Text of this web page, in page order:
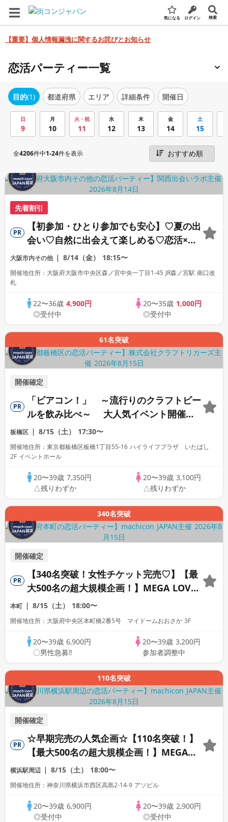
気になる ログイン 検索
【重要】個人情報漏洩に関するお詫びとお知らせ
恋活パーティー一覧
目的(1) 都道府県 エリア 詳細条件 開催日
日
9
月
10
火・祝
11
水
12
木
13
金
14
土
15
全4206件中1-24件を表示
先着割引
PR
【初参加・ひとり参加でも安心】♡夏の出
会い♡自然に出会えて楽しめる♡恋活×ピ
クニック（みんなで楽しめるゲーム＆景品
付き）
大阪市内その他 8/14（金） 18:15〜
開催地住所：大阪府大阪市中央区森ノ宮中央一丁目1-45 JR森ノ宮駅 南口改
札
22〜36歳4,900円
◎受付中
20〜35歳 1,000円
◎受付中
61名突破
開催確定
PR
「ビアコン！」 ～流行りのクラフトビー
ルを飲み比べ～ 大人気イベント開催！
【駅近】
板橋区 8/15（土） 17:30〜
開催地住所：東京都板橋区板橋1丁目55-16 ハイライフプラザ いたばし
2F イベントホール
20〜39歳 7,350円
△残りわずか
20〜39歳 3,100円
△残りわずか
340名突破
開催確定
PR
【340名突破！女性チケット完売♡】【最
大500名の超大規模企画！】MEGA LOVE
FES～恋が動き出す出会いの祭典～
本町 8/15（土） 18:00〜
開催地住所：大阪府中央区本町橋2番5号 マイドームおおさか 3F
20〜39歳6,900円
〇男性急募‼
20〜39歳3,200円
参加者調整中
110名突破
開催確定
PR
☆早期完売の人気企画☆【110名突破！】
【最大500名の超大規模企画！】MEGA
LOVE FES～恋が動き出す出会いの祭典～
横浜駅周辺 8/15（土） 18:00〜
開催地住所：神奈川県横浜市西区高島2-14-9 アソビル
20〜39歳 6,900円
◎受付中
20〜39歳 2,900円
◎受付中